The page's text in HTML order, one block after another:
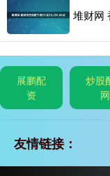
堆财网
展鹏配
资
炒股
网
友情链接：